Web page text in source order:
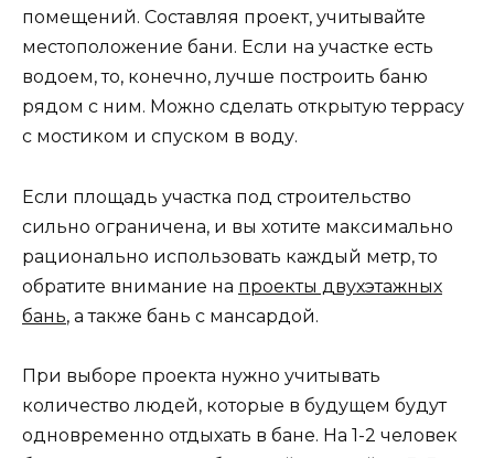
помещений. Составляя проект, учитывайте
местоположение бани. Если на участке есть
водоем, то, конечно, лучше построить баню
рядом с ним. Можно сделать открытую террасу
с мостиком и спуском в воду.
Если площадь участка под строительство
сильно ограничена, и вы хотите максимально
рационально использовать каждый метр, то
обратите внимание на проекты двухэтажных
бань, а также бань с мансардой.
При выборе проекта нужно учитывать
количество людей, которые в будущем будут
одновременно отдыхать в бане. На 1-2 человек